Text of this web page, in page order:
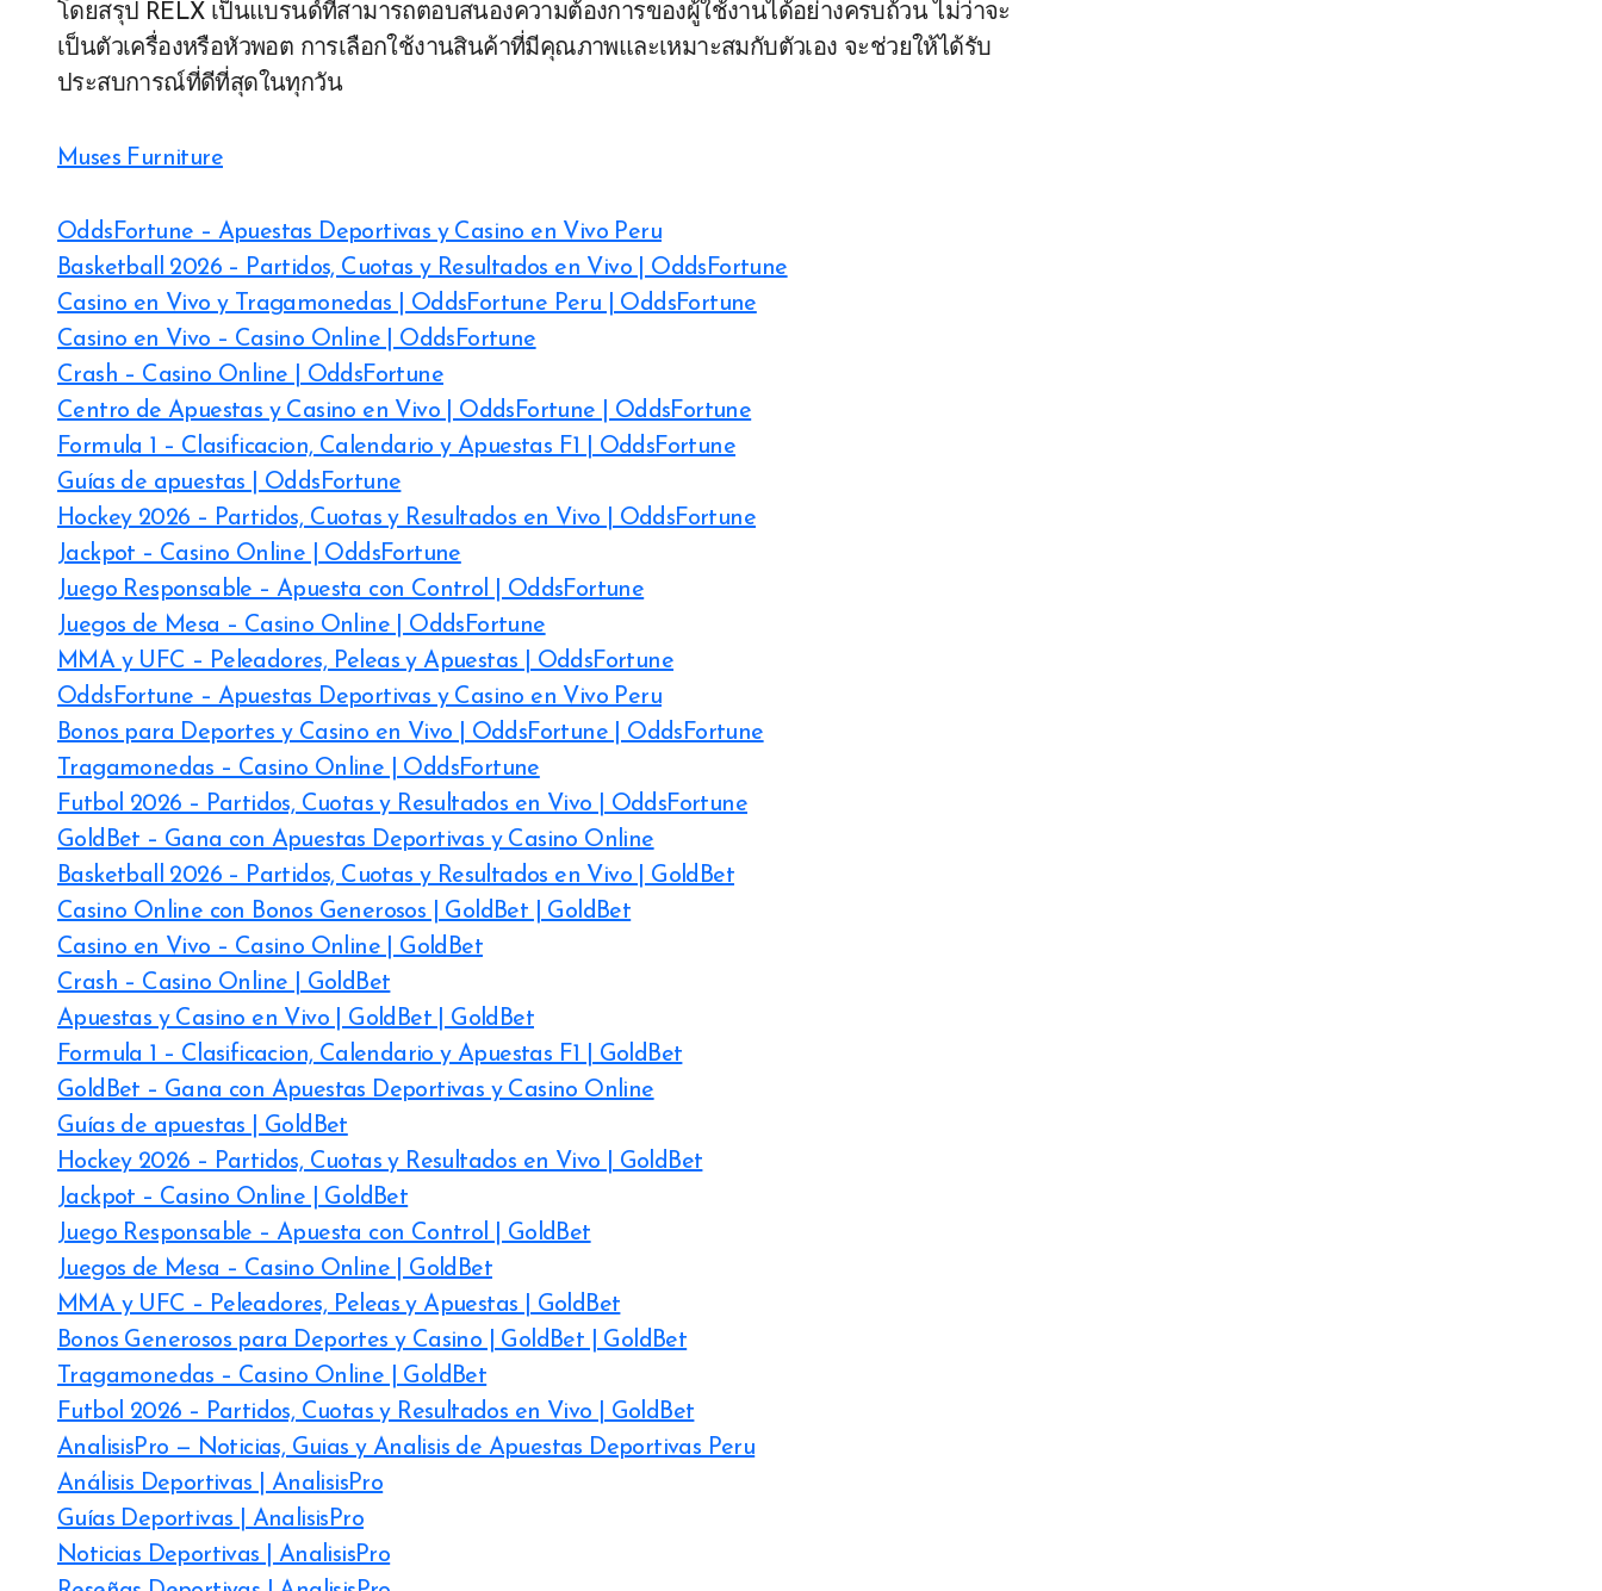
โดยสรุป RELX เป็นแบรนด์ที่สามารถตอบสนองความต้องการของผู้ใช้งานได้อย่างครบถ้วน ไม่ว่าจะ
เป็นตัวเครื่องหรือหัวพอต การเลือกใช้งานสินค้าที่มีคุณภาพและเหมาะสมกับตัวเอง จะช่วยให้ได้รับ
ประสบการณ์ที่ดีที่สุดในทุกวัน
Muses Furniture
OddsFortune – Apuestas Deportivas y Casino en Vivo Peru
Basketball 2026 – Partidos, Cuotas y Resultados en Vivo | OddsFortune
Casino en Vivo y Tragamonedas | OddsFortune Peru | OddsFortune
Casino en Vivo – Casino Online | OddsFortune
Crash – Casino Online | OddsFortune
Centro de Apuestas y Casino en Vivo | OddsFortune | OddsFortune
Formula 1 – Clasificacion, Calendario y Apuestas F1 | OddsFortune
Guías de apuestas | OddsFortune
Hockey 2026 – Partidos, Cuotas y Resultados en Vivo | OddsFortune
Jackpot – Casino Online | OddsFortune
Juego Responsable – Apuesta con Control | OddsFortune
Juegos de Mesa – Casino Online | OddsFortune
MMA y UFC – Peleadores, Peleas y Apuestas | OddsFortune
OddsFortune – Apuestas Deportivas y Casino en Vivo Peru
Bonos para Deportes y Casino en Vivo | OddsFortune | OddsFortune
Tragamonedas – Casino Online | OddsFortune
Futbol 2026 – Partidos, Cuotas y Resultados en Vivo | OddsFortune
GoldBet – Gana con Apuestas Deportivas y Casino Online
Basketball 2026 – Partidos, Cuotas y Resultados en Vivo | GoldBet
Casino Online con Bonos Generosos | GoldBet | GoldBet
Casino en Vivo – Casino Online | GoldBet
Crash – Casino Online | GoldBet
Apuestas y Casino en Vivo | GoldBet | GoldBet
Formula 1 – Clasificacion, Calendario y Apuestas F1 | GoldBet
GoldBet – Gana con Apuestas Deportivas y Casino Online
Guías de apuestas | GoldBet
Hockey 2026 – Partidos, Cuotas y Resultados en Vivo | GoldBet
Jackpot – Casino Online | GoldBet
Juego Responsable – Apuesta con Control | GoldBet
Juegos de Mesa – Casino Online | GoldBet
MMA y UFC – Peleadores, Peleas y Apuestas | GoldBet
Bonos Generosos para Deportes y Casino | GoldBet | GoldBet
Tragamonedas – Casino Online | GoldBet
Futbol 2026 – Partidos, Cuotas y Resultados en Vivo | GoldBet
AnalisisPro — Noticias, Guias y Analisis de Apuestas Deportivas Peru
Análisis Deportivas | AnalisisPro
Guías Deportivas | AnalisisPro
Noticias Deportivas | AnalisisPro